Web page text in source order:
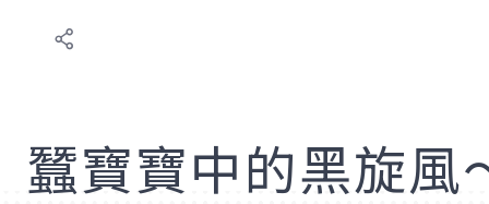
喜
蠶寶寶中的黑旋風